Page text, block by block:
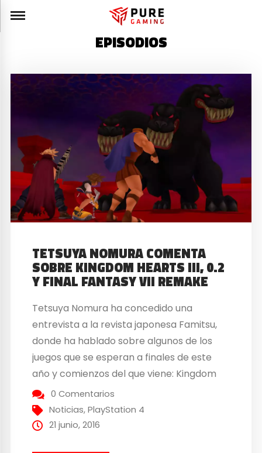
EPISODIOS
TETSUYA NOMURA COMENTA
SOBRE KINGDOM HEARTS III, 0.2
Y FINAL FANTASY VII REMAKE
Tetsuya Nomura ha concedido una
entrevista a la revista japonesa Famitsu,
donde ha hablado sobre algunos de los
juegos que se esperan a finales de este
año y comienzos del que viene: Kingdom
Hearts II.8 Final Chapter Prologue,
Kingdom Hearts III y Final Fantasy VII
Remake. Ha comentado que en el episodio
0 Comentarios
Noticias,PlayStation 4
21 junio, 2016